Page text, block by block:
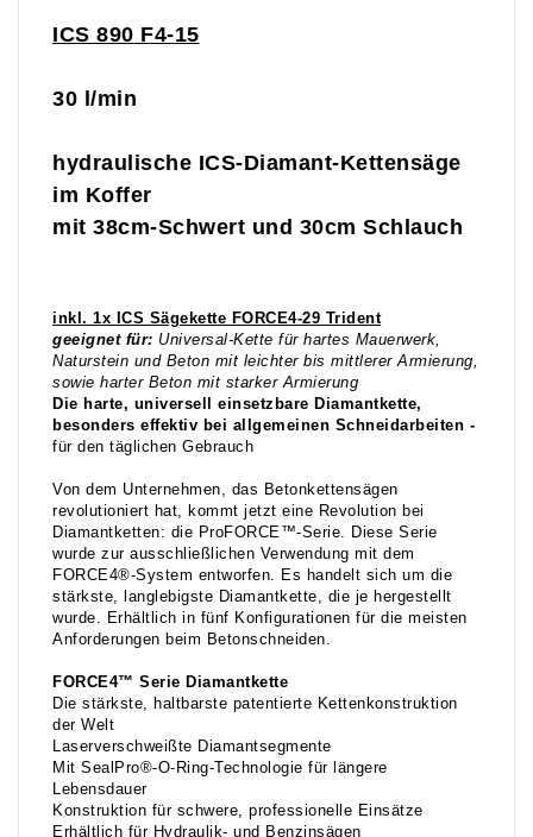
ICS 890 F4-15
30 l/min
hydraulische ICS-Diamant-Kettensäge
im Koffer
mit 38cm-Schwert und 30cm Schlauch
inkl. 1x ICS Sägekette FORCE4-29 Trident
geeignet für: Universal-Kette für hartes Mauerwerk,
Naturstein und Beton mit leichter bis mittlerer Armierung,
sowie harter Beton mit starker Armierung
Die harte, universell einsetzbare Diamantkette,
besonders effektiv bei allgemeinen Schneidarbeiten -
für den täglichen Gebrauch
Von dem Unternehmen, das Betonkettensägen
revolutioniert hat, kommt jetzt eine Revolution bei
Diamantketten: die ProFORCE™-Serie. Diese Serie
wurde zur ausschließlichen Verwendung mit dem
FORCE4®-System entworfen. Es handelt sich um die
stärkste, langlebigste Diamantkette, die je hergestellt
wurde. Erhältlich in fünf Konfigurationen für die meisten
Anforderungen beim Betonschneiden.
FORCE4™ Serie Diamantkette
Die stärkste, haltbarste patentierte Kettenkonstruktion
der Welt
Laserverschweißte Diamantsegmente
Mit SealPro®-O-Ring-Technologie für längere
Lebensdauer
Konstruktion für schwere, professionelle Einsätze
Erhältlich für Hydraulik- und Benzinsägen